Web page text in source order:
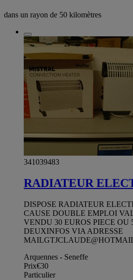
dans un rayon de 50 kilomètres
341039483
RADIATEUR
DISPOSE RADIATEUR
CAUSE DOUBLE EMPLOI
VENDU 30 EUROS PIECE OU
DEUXINFOS VIA ADRESSE
Arquennes - Seneffe
Prix€30
Particulier